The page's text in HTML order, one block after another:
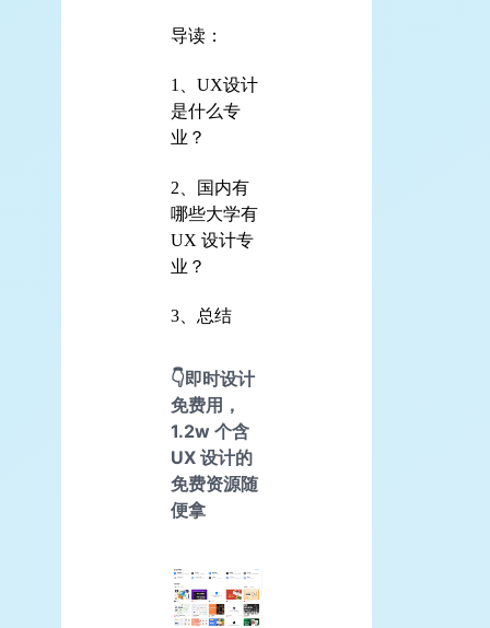
导读：
1、UX设计
是什么专
业？
2、国内有
哪些大学有
UX 设计专
业？
3、总结
👇即时设计
免费用，
1.2w 个含
UX 设计的
免费资源随
便拿